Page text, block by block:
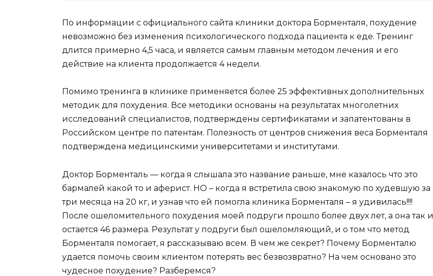
По информации с официального сайта клиники доктора Борменталя, похудение
невозможно без изменения психологического подхода пациента к еде. Тренинг
длится примерно 4,5 часа, и является самым главным методом лечения и его
действие на клиента продолжается 4 недели.
Помимо тренинга в клинике применяется более 25 эффективных дополнительных
методик для похудения. Все методики основаны на результатах многолетних
исследований специалистов, подтверждены сертификатами и запатентованы в
Российском центре по патентам. Полезность от центров снижения веса Борменталя
подтверждена медицинскими университетами и институтами.
Доктор Борменталь — когда я слышала это название раньше, мне казалось что это
бармалей какой то и аферист. НО – когда я встретила свою знакомую по худевшую за
три месяца на 20 кг, и узнав что ей помогла клиника Борменталя – я удивилась!!!!
После ошеломительного похудения моей подруги прошло более двух лет, а она так и
остается 46 размера. Результат у подруги был ошеломляющий, и о том что метод
Борменталя помогает, я рассказываю всем. В чем же секрет? Почему Борменталю
удается помочь своим клиентом потерять вес безвозвратно? На чем основано это
чудесное похудение? Разберемся?